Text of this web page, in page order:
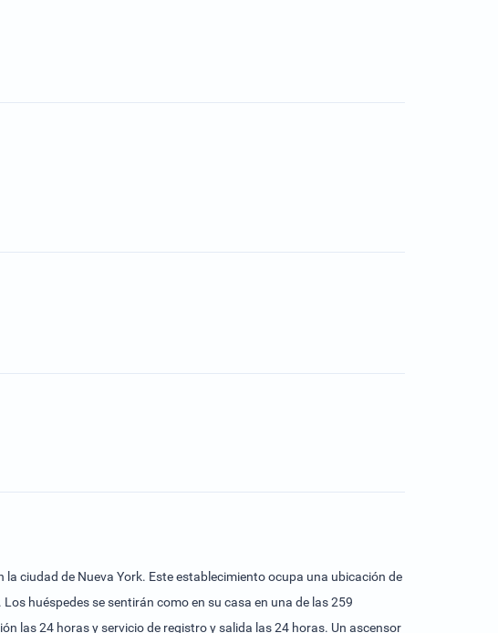
ciudad de Nueva York. Este establecimiento ocupa una ubicación de
huéspedes se sentirán como en su casa en una de las 259
las 24 horas y servicio de registro y salida las 24 horas. Un ascensor